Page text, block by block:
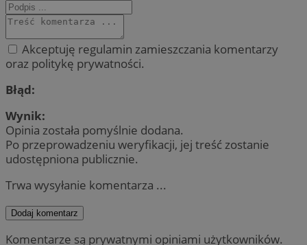
Akceptuję regulamin zamieszczania komentarzy
oraz politykę prywatności.
Błąd:
Wynik:
Opinia została pomyślnie dodana.
Po przeprowadzeniu weryfikacji, jej treść zostanie
udostępniona publicznie.
Trwa wysyłanie komentarza ...
Dodaj komentarz
Komentarze są prywatnymi opiniami użytkowników.